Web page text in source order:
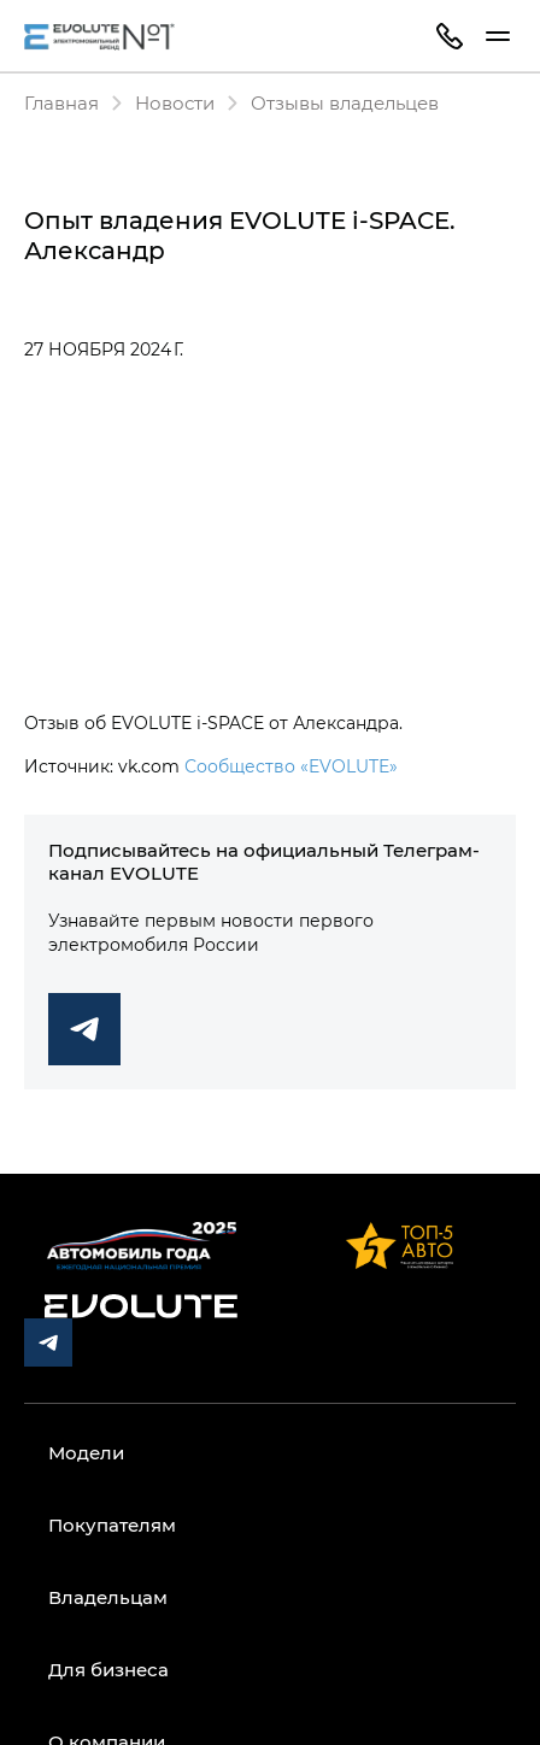
Главная Новости Отзывы владельцев
Опыт владения EVOLUTE i‑SPACE.
Александр
27 НОЯБРЯ 2024 Г.
Отзыв об EVOLUTE i‑SPACE от Александра.
Источник: vk.com Сообщество «EVOLUTE»
Подписывайтесь на официальный Телеграм-
канал EVOLUTE
Узнавайте первым новости первого
электромобиля России
Модели
Покупателям
Владельцам
Для бизнеса